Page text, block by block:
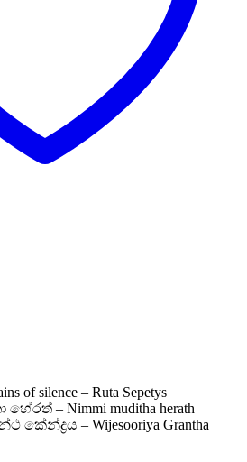
of silence – Ruta Sepetys
– Nimmi muditha herath
කේන්ද්‍රය – Wijesooriya Grantha